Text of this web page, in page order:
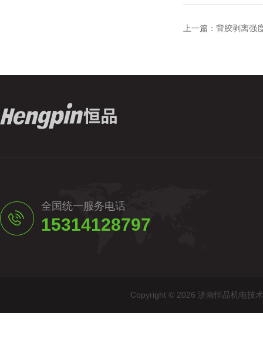
上一篇： 背胶剥离强
全国统一服务电话
15314128797
Copyright © 2026 济南恒品机电技